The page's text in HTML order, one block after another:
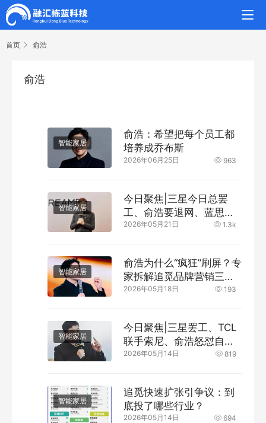
首页 俞浩
俞浩
智能家居
俞浩：希望把每个员工都
培养成乔布斯
2026年06月25日 963
智能家居
今日聚焦|三星今日总罢
工、俞浩要退网、蓝思再
吞台厂
2026年05月21日 1.3k
智能家居
俞浩为什么“疯狂”刷屏？专
家拆解追觅品牌营销三大
打法
2026年05月18日 193
智能家居
今日聚焦|三星罢工、TCL
联手索尼、俞浩怒怼自媒
体
2026年05月14日 819
智能家居
追觅快速扩张引争议：到
底投了哪些行业？
2026年05月14日 694